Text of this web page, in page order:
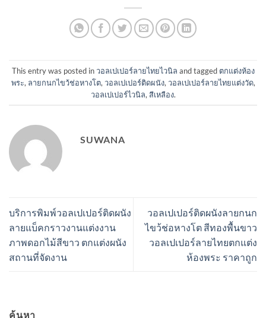
This entry was posted inวอลเปเปอร์ลายไทยไวนิล and tagged ตกแต่งห้อง
พระ, ลายกนกไขว้ช่อหางโต, วอลเปเปอร์ติดผนัง, วอลเปเปอร์ลายไทยแต่งวัด,
วอลเปเปอร์ไวนิล, สีเหลือง.
SUWANA
บริการพิมพ์วอลเปเปอร์ติดผนัง
ลายแบ็คกราวงานแต่งงาน
ภาพดอกไม้สีขาว ตกแต่งผนัง
สถานที่จัดงาน
วอลเปเปอร์ติดผนังลายกนก
ไขว้ช่อหางโต สีทองพื้นขาว
วอลเปเปอร์ลายไทยตกแต่ง
ห้องพระ ราคาถูก
ค้นหา